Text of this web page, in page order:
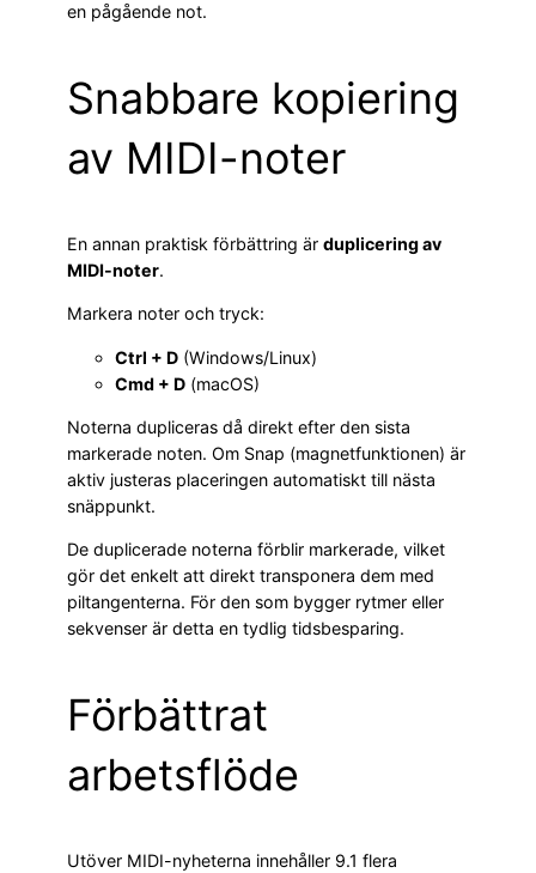
en pågående not.
Snabbare kopiering
av MIDI-noter
En annan praktisk förbättring är duplicering av
MIDI-noter.
Markera noter och tryck:
Ctrl + D (Windows/Linux)
Cmd + D (macOS)
Noterna dupliceras då direkt efter den sista
markerade noten. Om Snap (magnetfunktionen) är
aktiv justeras placeringen automatiskt till nästa
snäppunkt.
De duplicerade noterna förblir markerade, vilket
gör det enkelt att direkt transponera dem med
piltangenterna. För den som bygger rytmer eller
sekvenser är detta en tydlig tidsbesparing.
Förbättrat
arbetsflöde
Utöver MIDI-nyheterna innehåller 9.1 flera